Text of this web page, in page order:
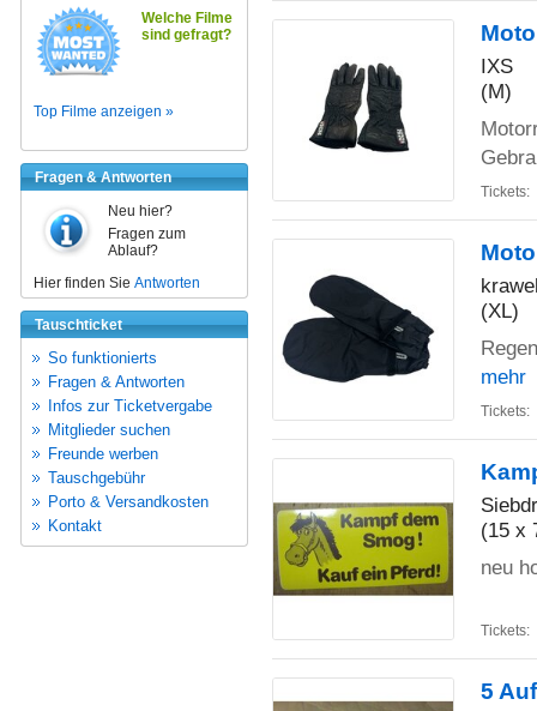
Welche Filme
sind gefragt?
Top Filme anzeigen »
Fragen & Antworten
Neu hier?
Fragen zum
Ablauf?
Hier finden Sie Antworten
Tauschticket
So funktionierts
Fragen & Antworten
Infos zur Ticketvergabe
Mitglieder suchen
Freunde werben
Tauschgebühr
Porto & Versandkosten
Kontakt
IXS
(M)
Tickets:
(XL)
mehr
Tickets:
(15 x
neu
Tickets:
5